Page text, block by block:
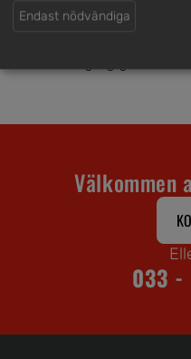
Brett och
Välkommen
033 -
Endast nödvändiga